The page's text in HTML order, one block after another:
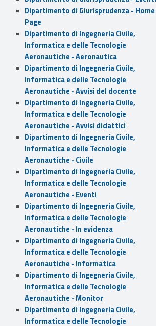
Dipartimento di Giurisprudenza - Home
Page
Dipartimento di Ingegneria Civile,
Informatica e delle Tecnologie
Aeronautiche - Aeronautica
Dipartimento di Ingegneria Civile,
Informatica e delle Tecnologie
Aeronautiche - Avvisi del docente
Dipartimento di Ingegneria Civile,
Informatica e delle Tecnologie
Aeronautiche - Avvisi didattici
Dipartimento di Ingegneria Civile,
Informatica e delle Tecnologie
Aeronautiche - Civile
Dipartimento di Ingegneria Civile,
Informatica e delle Tecnologie
Aeronautiche - Eventi
Dipartimento di Ingegneria Civile,
Informatica e delle Tecnologie
Aeronautiche - In evidenza
Dipartimento di Ingegneria Civile,
Informatica e delle Tecnologie
Aeronautiche - Informatica
Dipartimento di Ingegneria Civile,
Informatica e delle Tecnologie
Aeronautiche - Monitor
Dipartimento di Ingegneria Civile,
Informatica e delle Tecnologie